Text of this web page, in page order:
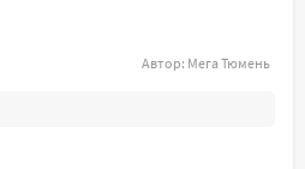
Автор: Мега Тюмень